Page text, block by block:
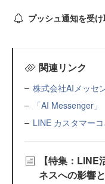
プッシュ通知を受
関連リンク
株式会社AIメッセ
「AI Messenger」
LINE カスタマー
【特集：
ネスへの影響